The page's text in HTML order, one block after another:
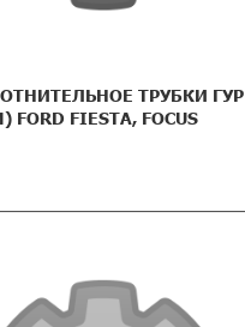
ТРУБКИ ГУР
FORD FIESTA, FOCUS